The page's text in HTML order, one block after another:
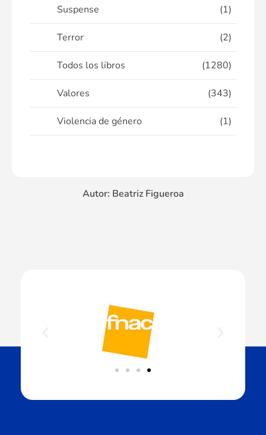
Suspense (1)
Terror (2)
Todos los libros (1280)
Valores (343)
Violencia de género (1)
Autor: Beatriz Figueroa